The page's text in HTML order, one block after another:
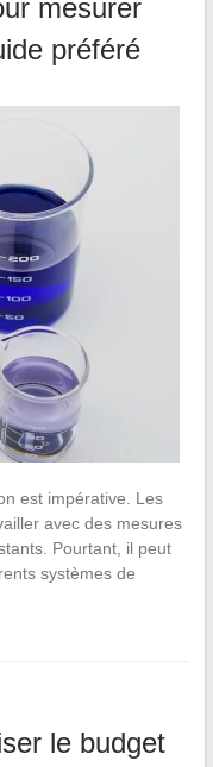
mesurer
préféré
est impérative. Les
avec des mesures
Pourtant, il peut
systèmes de
le budget